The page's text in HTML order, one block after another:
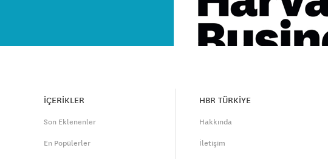
İÇERİKLER
Son Eklenenler
En Popülerler
HBR TÜRKİYE
Hakkında
İletişim